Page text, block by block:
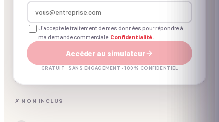
J'accepte le traitement de mes données pour répondre à
ma demande commerciale. Confidentialité.
Accéder au simulateur
GRATUIT · SANS ENGAGEMENT · 100% CONFIDENTIEL
Matériel d'animation
Animateur(s) professionnel(s)
Coordination d'un expert à J-7
✗ NON INCLUS